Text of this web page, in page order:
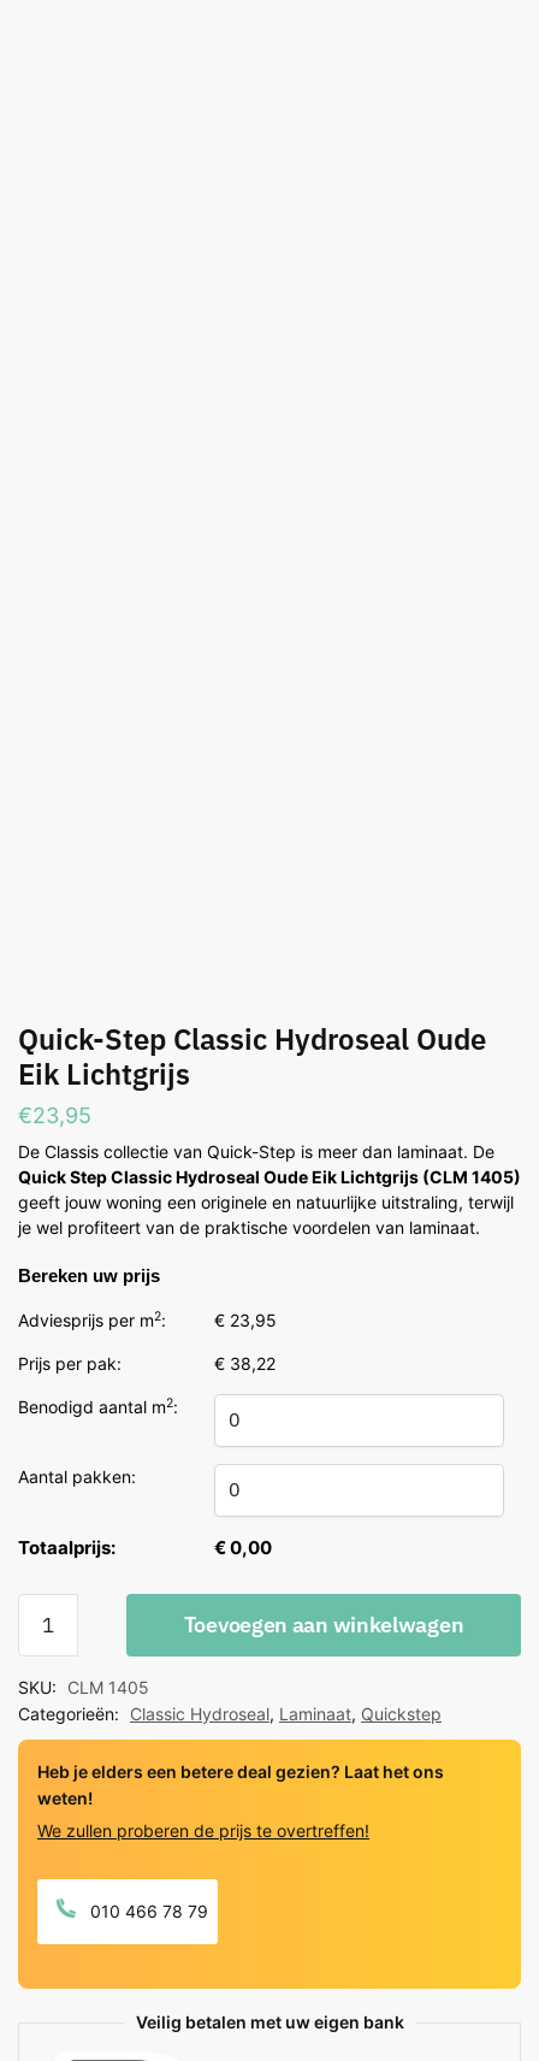
Quick-Step Classic Hydroseal Oude
Eik Lichtgrijs
€23,95
De Classis collectie van Quick-Step is meer dan laminaat. De
Quick Step Classic Hydroseal Oude Eik Lichtgrijs (CLM 1405)
geeft jouw woning een originele en natuurlijke uitstraling, terwijl
je wel profiteert van de praktische voordelen van laminaat.
Bereken uw prijs
Adviesprijs per m2: € 23,95
Prijs per pak: € 38,22
Benodigd aantal m2:
Aantal pakken:
Totaalprijs: € 0,00
Step
Hydroseal
Oude
Eik
Lichtgrijs
quantity
Toevoegen aan winkelwagen
SKU:
CLM 1405
Categorieën:
Classic Hydroseal, Laminaat, Quickstep
Heb je elders een betere deal gezien? Laat het ons
weten!
We zullen proberen de prijs te overtreffen!
010 466 78 79
Veilig betalen met uw eigen bank